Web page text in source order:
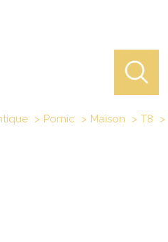
Pornic Maison T8